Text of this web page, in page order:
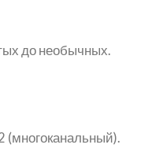
до необычных.